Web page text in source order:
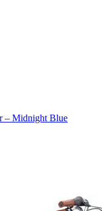
– Midnight Blue